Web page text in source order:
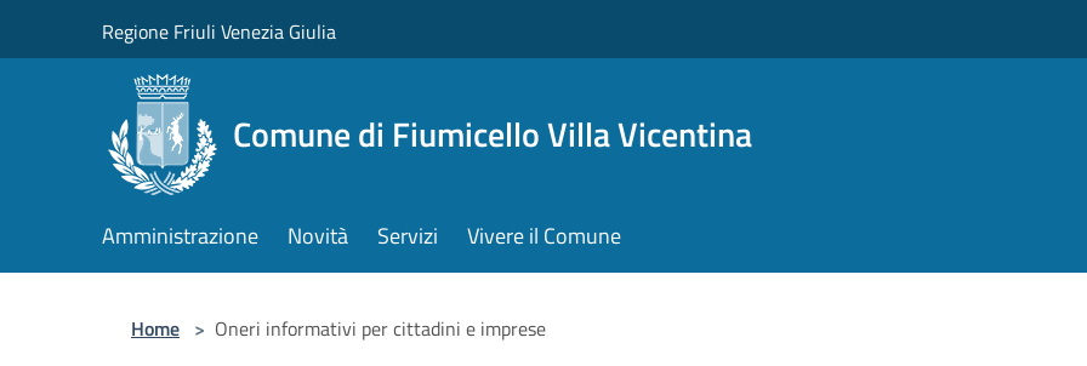
Regione Friuli Venezia Giulia
Comune di Fiumicello Villa Vicentina
Amministrazione Novità Servizi Vivere il Comune
Home > Oneri informativi per cittadini e imprese